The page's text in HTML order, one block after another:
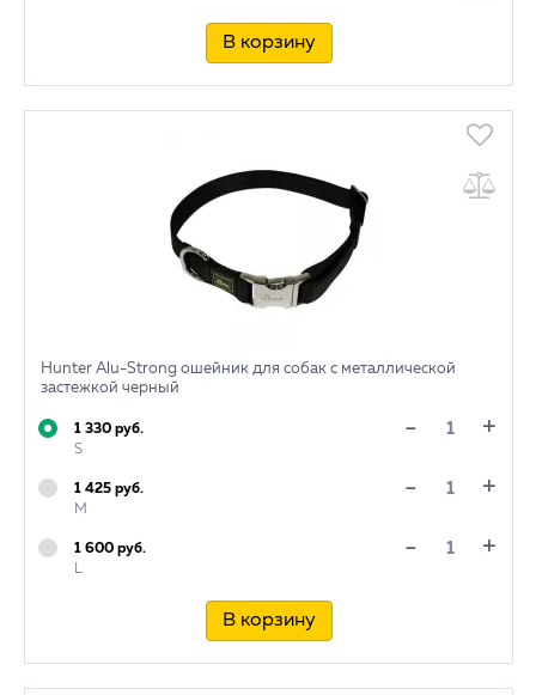
В корзину
Hunter Alu-Strong ошейник для собак с металлической
застежкой черный
1 330 руб.
S
- +
1 425 руб.
M
- +
1 600 руб.
L
- +
В корзину